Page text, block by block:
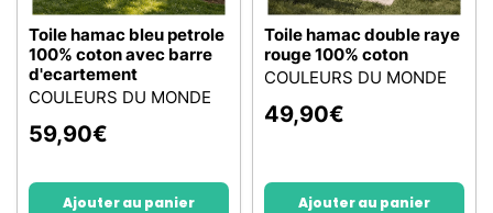
Toile hamac bleu petrole
100% coton avec barre
d'ecartement
COULEURS DU MONDE
59,90€
Ajouter au panier
Toile hamac double raye
rouge 100% coton
COULEURS DU MONDE
49,90€
Ajouter au panier